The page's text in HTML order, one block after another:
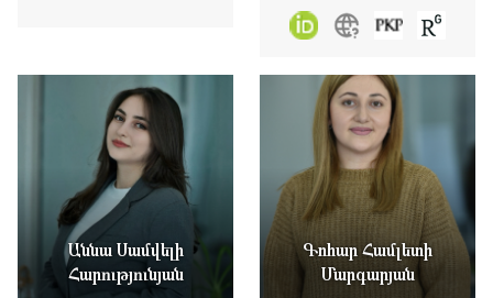
Աննա Սամվելի
Հարությունյան
Գոհար Համլետի
Մարգարյան